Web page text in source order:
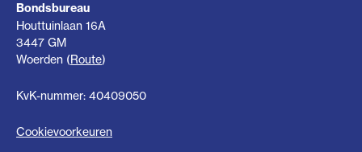
Bondsbureau
Houttuinlaan 16A
3447 GM
Woerden (Route)
KvK-nummer: 40409050
Cookievoorkeuren